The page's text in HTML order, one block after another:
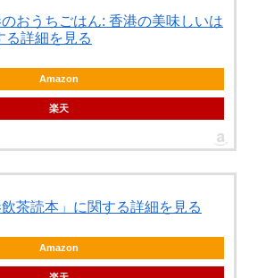
おうちごはん: 香港の美味しいは
る詳細を見る
Amazon
楽天
茶読本」に関する詳細を見る
Amazon